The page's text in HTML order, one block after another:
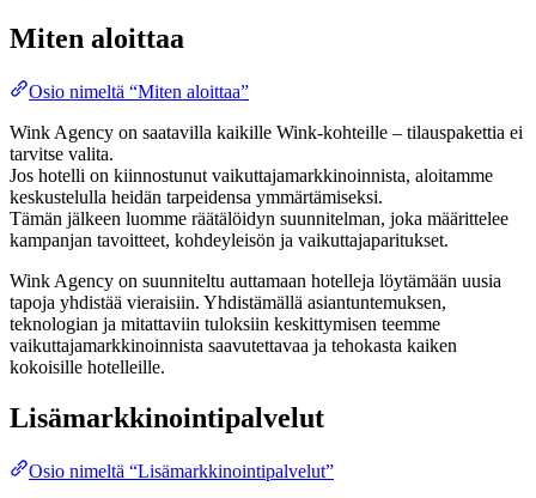
Miten aloittaa
Osio nimeltä “Miten aloittaa”
Wink Agency on saatavilla kaikille Wink-kohteille – tilauspakettia ei
tarvitse valita.
Jos hotelli on kiinnostunut vaikuttajamarkkinoinnista, aloitamme
keskustelulla heidän tarpeidensa ymmärtämiseksi.
Tämän jälkeen luomme räätälöidyn suunnitelman, joka määrittelee
kampanjan tavoitteet, kohdeyleisön ja vaikuttajaparitukset.
Wink Agency on suunniteltu auttamaan hotelleja löytämään uusia
tapoja yhdistää vieraisiin. Yhdistämällä asiantuntemuksen,
teknologian ja mitattaviin tuloksiin keskittymisen teemme
vaikuttajamarkkinoinnista saavutettavaa ja tehokasta kaiken
kokoisille hotelleille.
Lisämarkkinointipalvelut
Osio nimeltä “Lisämarkkinointipalvelut”